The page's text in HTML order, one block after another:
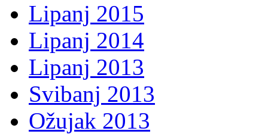
Lipanj 2015
Lipanj 2014
Lipanj 2013
Svibanj 2013
Ožujak 2013